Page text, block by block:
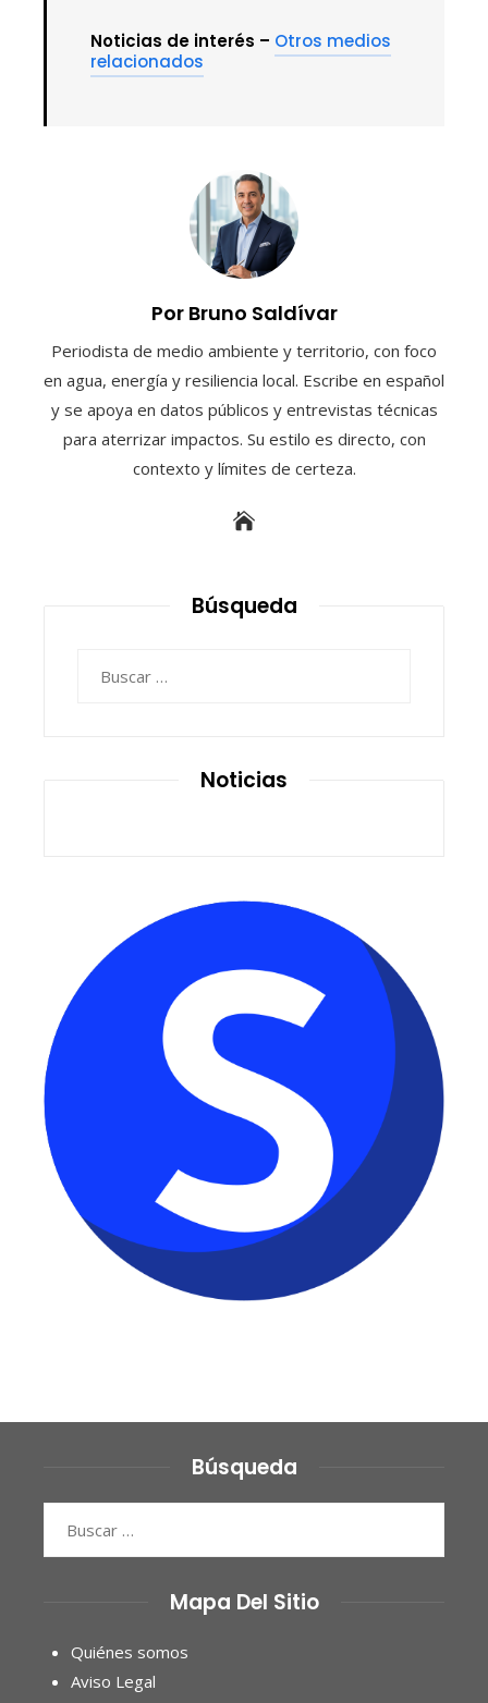
Noticias de interés – Otros medios
relacionados
Por Bruno Saldívar
Periodista de medio ambiente y territorio, con foco
en agua, energía y resiliencia local. Escribe en español
y se apoya en datos públicos y entrevistas técnicas
para aterrizar impactos. Su estilo es directo, con
contexto y límites de certeza.
Búsqueda
Noticias
Búsqueda
Mapa Del Sitio
Quiénes somos
Aviso Legal